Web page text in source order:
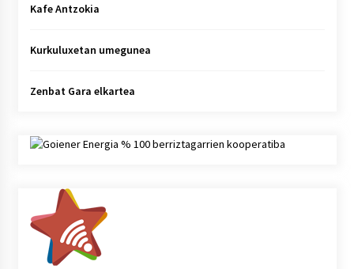
Kafe Antzokia
Kurkuluxetan umegunea
Zenbat Gara elkartea